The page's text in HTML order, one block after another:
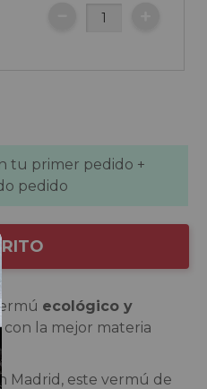
tu primer pedido +
pedido
ecológico y
la mejor materia
Madrid, este vermú de